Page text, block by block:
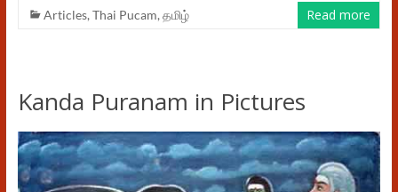
Articles, Thai Pucam, தமிழ் Read more
Kanda Puranam in Pictures